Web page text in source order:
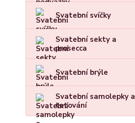
Svatební svíčky
Svatební sekty a
prosecca
Svatební brýle
Svatební samolepky a
tetování